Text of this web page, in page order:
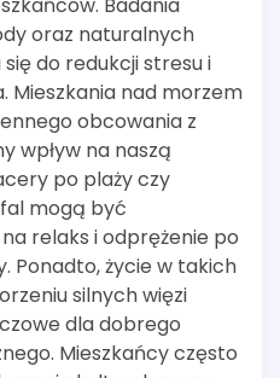
Badania
oraz naturalnych
do redukcji stresu i
Mieszkania nad morzem
obcowania z
wpływ na naszą
po plaży czy
mogą być
relaks i odprężenie po
Ponadto, życie w takich
silnych więzi
dla dobrego
Mieszkańcy często